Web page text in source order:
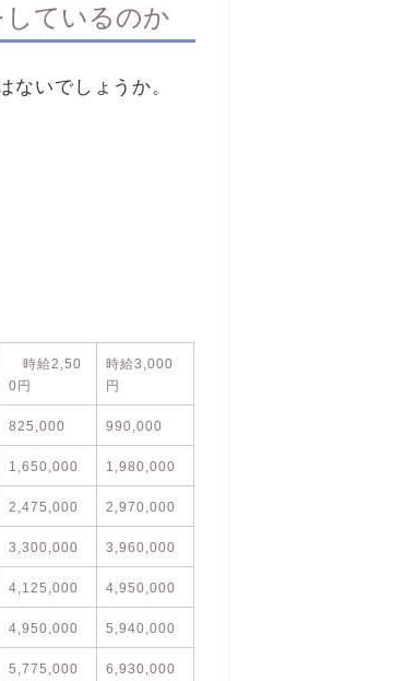
ているのか
ないでしょうか。
時給2,50
0円
時給3,000
円
825,000 990,000
1,650,000 1,980,000
2,475,000 2,970,000
3,300,000 3,960,000
4,125,000 4,950,000
4,950,000 5,940,000
5,775,000 6,930,000